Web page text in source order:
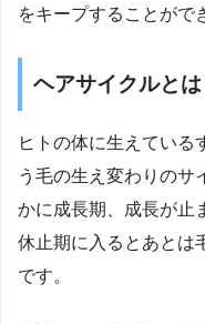
をキープすることがで
ヘアサイクルとは
ヒトの体に生えている
う毛の生え変わりのサ
かに成長期、成長が止
休止期に入るとあとは
です。